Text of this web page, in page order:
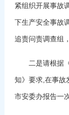
紧组织开展事故
下生产安全事故
追责问责调查组
二是请根据《
知》要求,在事故
市安委办报告一